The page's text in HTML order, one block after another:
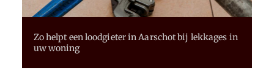
Zo helpt een loodgieter in Aarschot bij lekkages in
uw woning